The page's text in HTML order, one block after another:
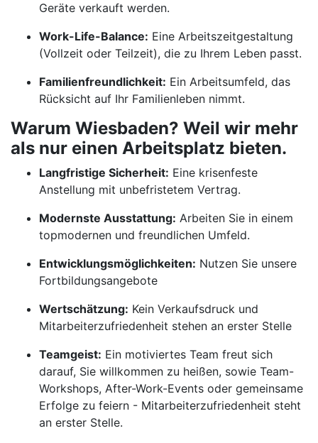
Geräte verkauft werden.
Work-Life-Balance: Eine Arbeitszeitgestaltung
(Vollzeit oder Teilzeit), die zu Ihrem Leben passt.
Familienfreundlichkeit: Ein Arbeitsumfeld, das
Rücksicht auf Ihr Familienleben nimmt.
Warum Wiesbaden? Weil wir mehr
als nur einen Arbeitsplatz bieten.
Langfristige Sicherheit: Eine krisenfeste
Anstellung mit unbefristetem Vertrag.
Modernste Ausstattung: Arbeiten Sie in einem
topmodernen und freundlichen Umfeld.
Entwicklungsmöglichkeiten: Nutzen Sie unsere
Fortbildungsangebote
Wertschätzung: Kein Verkaufsdruck und
Mitarbeiterzufriedenheit stehen an erster Stelle
Teamgeist: Ein motiviertes Team freut sich
darauf, Sie willkommen zu heißen, sowie Team-
Workshops, After-Work-Events oder gemeinsame
Erfolge zu feiern - Mitarbeiterzufriedenheit steht
an erster Stelle.